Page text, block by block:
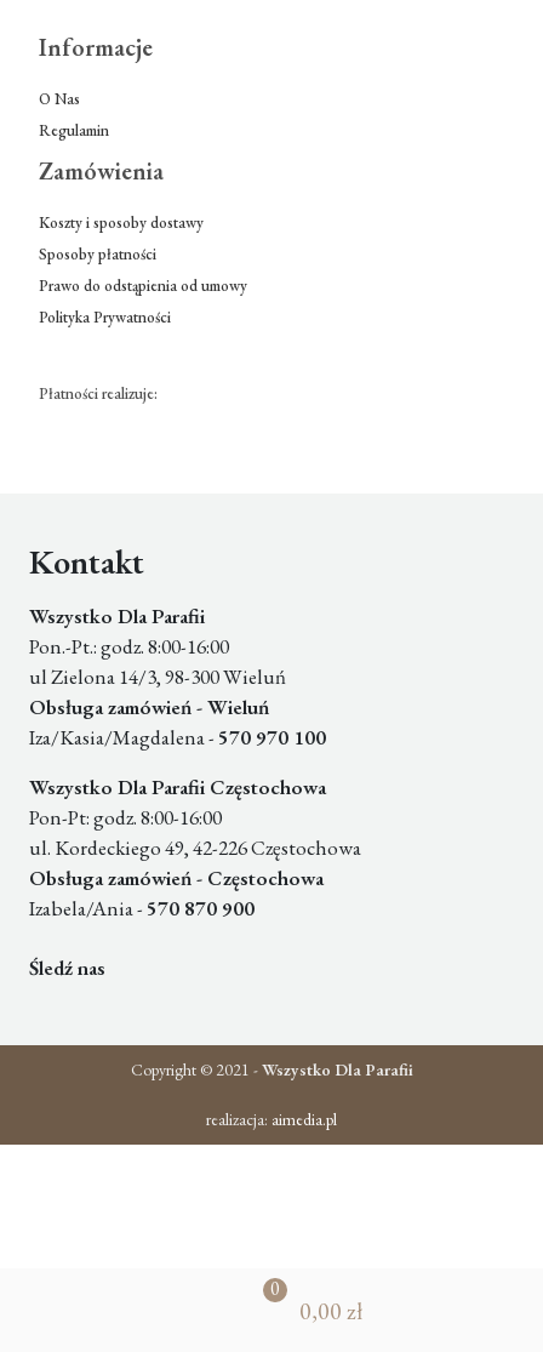
0
pr
0,00 zł
Informacje
O Nas
Regulamin
Zamówienia
Koszty i sposoby dostawy
Sposoby płatności
Prawo do odstąpienia od umowy
Polityka Prywatności
Płatności realizuje:
Kontakt
Wszystko Dla Parafii
Pon.-Pt.: godz. 8:00-16:00
ul Zielona 14/3, 98-300 Wieluń
Obsługa zamówień - Wieluń
Iza/Kasia/Magdalena - 570 970 100
Wszystko Dla Parafii Częstochowa
Pon-Pt: godz. 8:00-16:00
ul. Kordeckiego 49, 42-226 Częstochowa
Obsługa zamówień - Częstochowa
Izabela/Ania - 570 870 900
Śledź nas
Copyright © 2021 -Wszystko Dla Parafii
realizacja: aimedia.pl